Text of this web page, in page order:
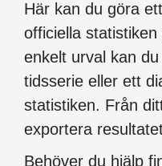
Här kan du göra
officiella
enkelt urval kan
tidsserie eller ett
statistiken. Från
exportera
Behöver du hjälp